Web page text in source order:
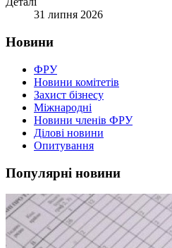
31 липня 2026
Новини
ФРУ
Новини комітетів
Захист бізнесу
Міжнародні
Новини членів ФРУ
Ділові новини
Опитування
Популярні новини